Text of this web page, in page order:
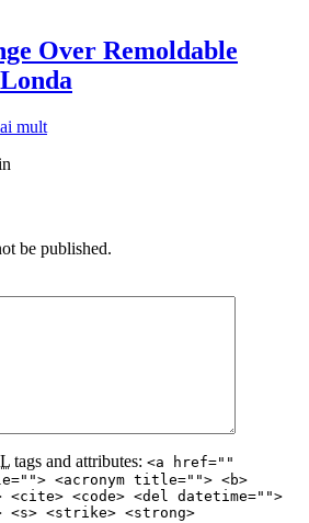
Over Remoldable
mult
be published.
tags and attributes: <a href=""
<acronym title=""> <b>
<code> <del datetime="">
<s> <strike> <strong>